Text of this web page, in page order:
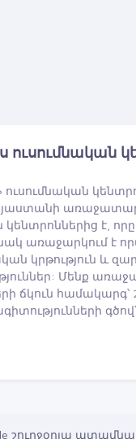
ուսումնական
ուսումնական
է, որը
առաջարկում է
կրթություն և
Մենք
ճկուն համակարգ՝